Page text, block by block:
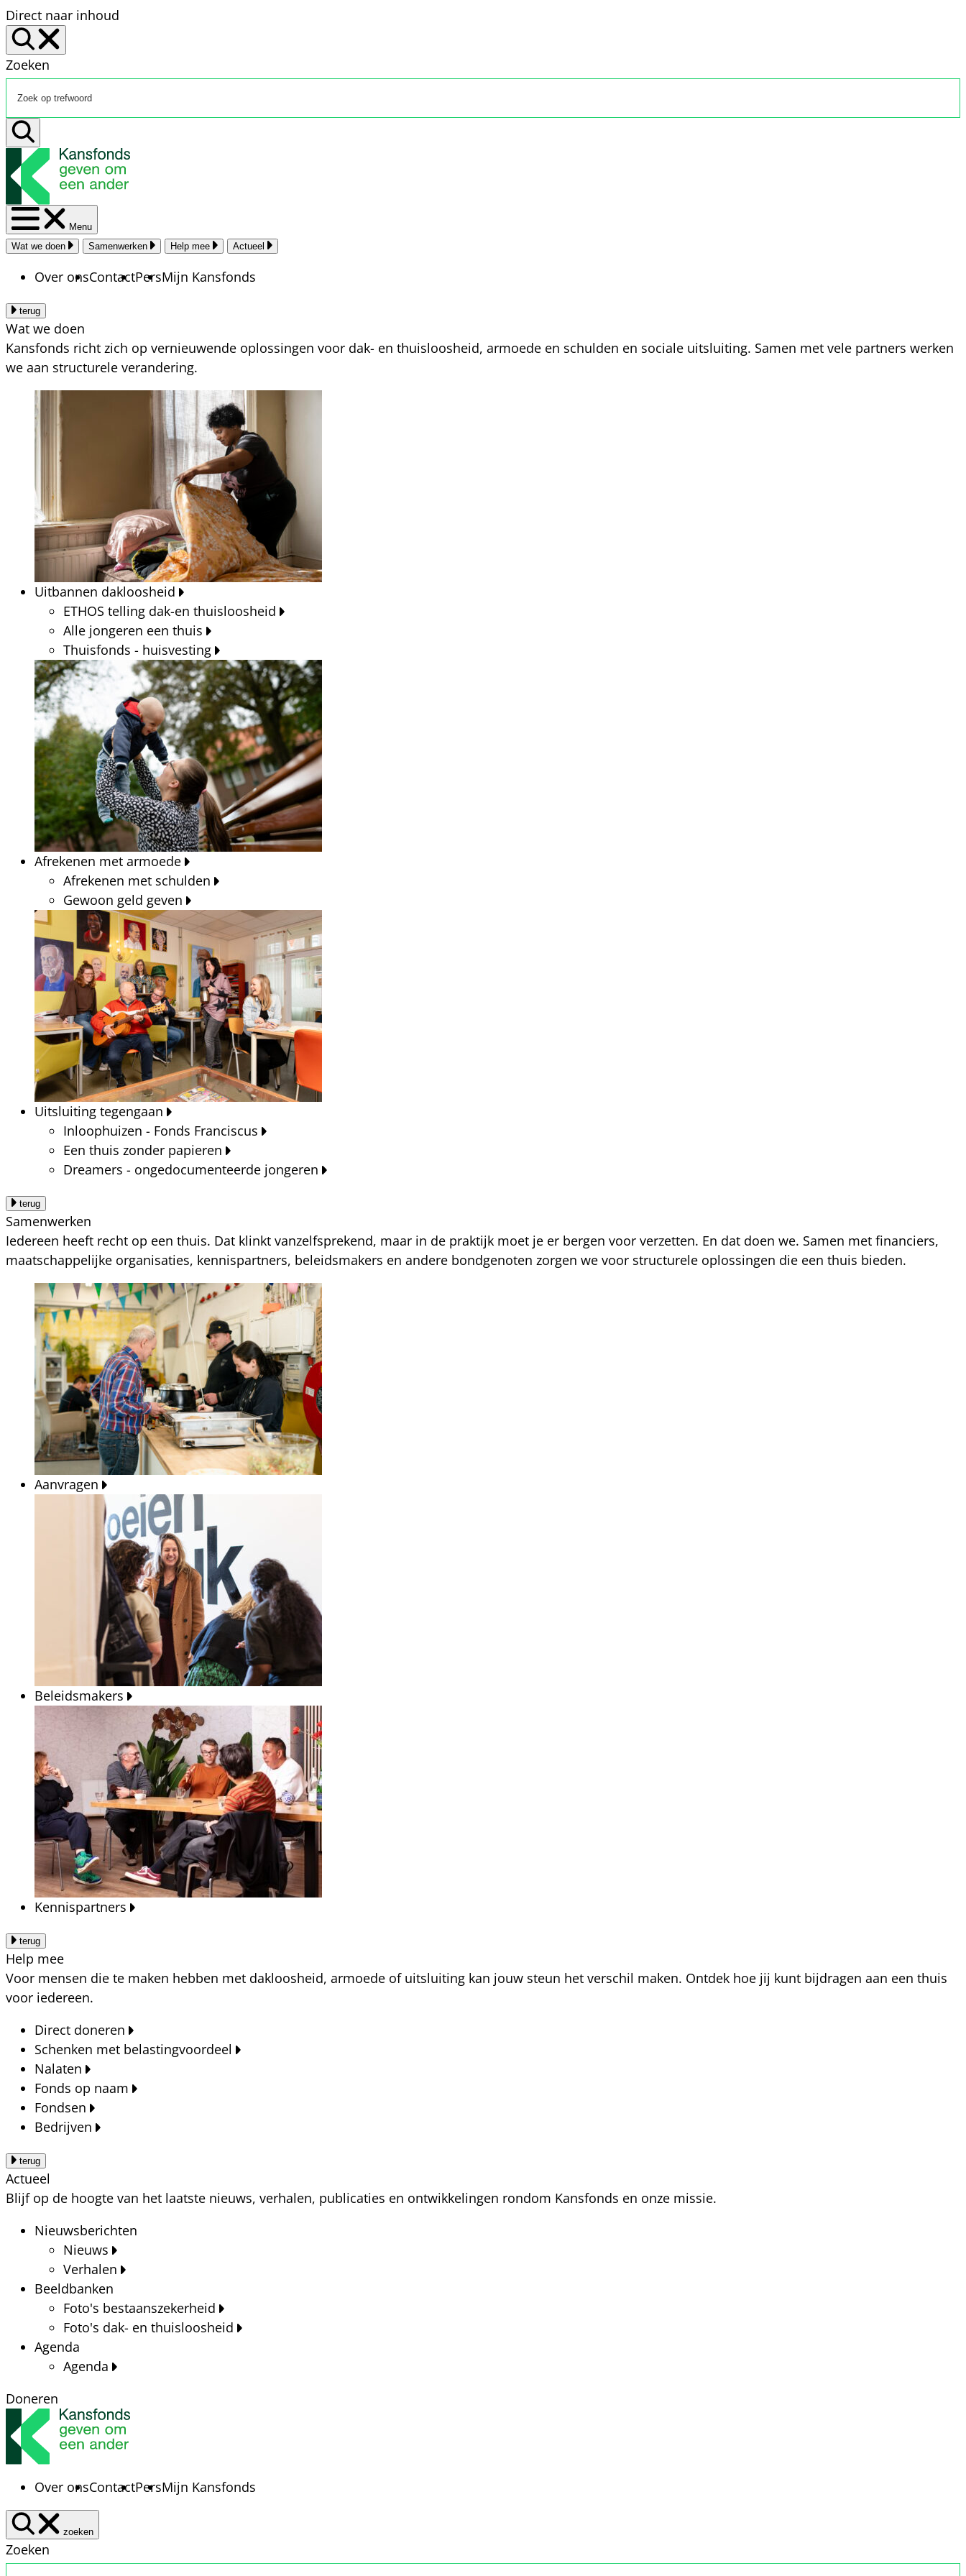
Direct naar inhoud
Zoeken
Menu
Wat we doen
Samenwerken Help mee Actueel
Over onsContactPersMijn Kansfonds
terug
Wat we doen
Kansfonds richt zich op vernieuwende oplossingen voor dak- en thuisloosheid, armoede en schulden en sociale uitsluiting. Samen met vele partners werken
we aan structurele verandering.
Uitbannen dakloosheid
ETHOS telling dak-en thuisloosheid
Alle jongeren een thuis
Thuisfonds - huisvesting
Afrekenen met armoede
Afrekenen met schulden
Gewoon geld geven
Uitsluiting tegengaan
Inloophuizen - Fonds Franciscus
Een thuis zonder papieren
Dreamers - ongedocumenteerde jongeren
terug
Samenwerken
Iedereen heeft recht op een thuis. Dat klinkt vanzelfsprekend, maar in de praktijk moet je er bergen voor verzetten. En dat doen we. Samen met financiers,
maatschappelijke organisaties, kennispartners, beleidsmakers en andere bondgenoten zorgen we voor structurele oplossingen die een thuis bieden.
Aanvragen
Beleidsmakers
Kennispartners
terug
Help mee
Voor mensen die te maken hebben met dakloosheid, armoede of uitsluiting kan jouw steun het verschil maken. Ontdek hoe jij kunt bijdragen aan een thuis
voor iedereen.
Direct doneren
Schenken met belastingvoordeel
Nalaten
Fonds op naam
Fondsen
Bedrijven
terug
Actueel
Blijf op de hoogte van het laatste nieuws, verhalen, publicaties en ontwikkelingen rondom Kansfonds en onze missie.
Nieuwsberichten
Nieuws
Verhalen
Beeldbanken
Foto's bestaanszekerheid
Foto's dak- en thuisloosheid
Agenda
Agenda
Doneren
Over onsContactPersMijn Kansfonds
zoeken
Zoeken